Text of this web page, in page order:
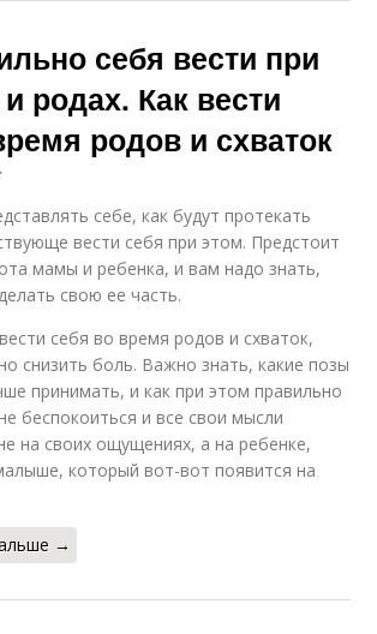
себя вести при
родах. Как вести
родов и схваток
себе, как будут протекать
вести себя при этом. Предстоит
мамы и ребенка, и вам надо знать,
свою ее часть.
себя во время родов и схваток,
снизить боль. Важно знать, какие позы
принимать, и как при этом правильно
беспокоиться и все свои мысли
на своих ощущениях, а на ребенке,
который вот-вот появится на
→